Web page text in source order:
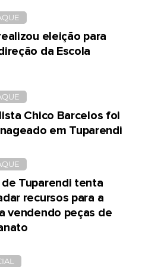
eleição para
da Escola
Chico Barcelos foi
em Tuparendi
de Tuparendi tenta
recursos para a
vendendo peças de